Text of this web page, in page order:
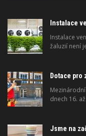
Instalace
žaluzií není
dnech 16.